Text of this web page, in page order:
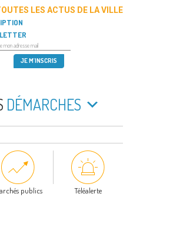
LES ACTUS DE LA VILLE
DÉMARCHES
publics Téléalerte